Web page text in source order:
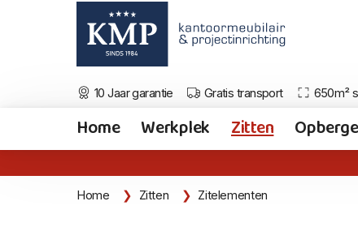
10 Jaar garantie Gratis transport 650m²
Home Werkplek Zitten
Home Zitten Zitelementen